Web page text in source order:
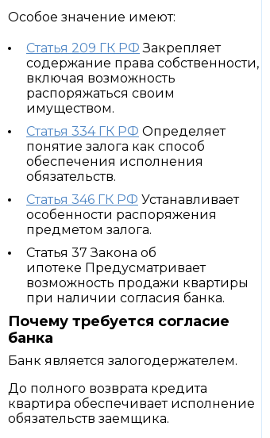
Особое значение имеют:
Статья 209 ГК РФ Закрепляет
содержание права собственности,
включая возможность
распоряжаться своим
имуществом.
Статья 334 ГК РФ Определяет
понятие залога как способ
обеспечения исполнения
обязательств.
Статья 346 ГК РФ Устанавливает
особенности распоряжения
предметом залога.
Статья 37 Закона об
ипотеке Предусматривает
возможность продажи квартиры
при наличии согласия банка.
Почему требуется согласие
банка
Банк является залогодержателем.
До полного возврата кредита
квартира обеспечивает исполнение
обязательств заемщика.